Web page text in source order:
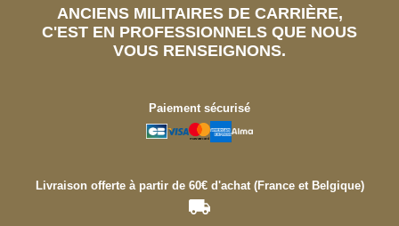
ANCIENS MILITAIRES DE CARRIÈRE,
C'EST EN PROFESSIONNELS QUE NOUS
VOUS RENSEIGNONS.
Paiement sécurisé
Livraison offerte à partir de 60€ d'achat (France et Belgique)